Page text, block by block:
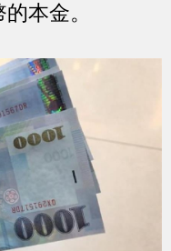
本金。